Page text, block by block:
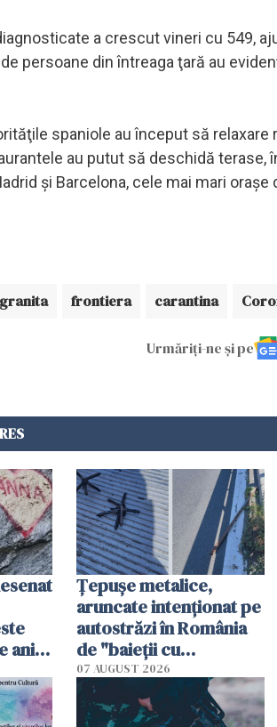
a crescut vineri cu 549,
persoane din întreaga ţară au
spaniole au început să
au putut să deschidă
şi Barcelona, cele mai mari oraşe
granita frontiera carantina
Urmăriți-ne și pe
ani.
Țepușe metalice,
aruncate intenționat pe
autostrăzi în România
de "baieții cu
platforme": "Mi-au
cerut 1200 lei să mă
tracteze"
07 AUGUST 2026